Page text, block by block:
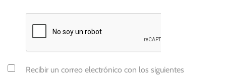
Recibir un correo electrónico con los siguientes